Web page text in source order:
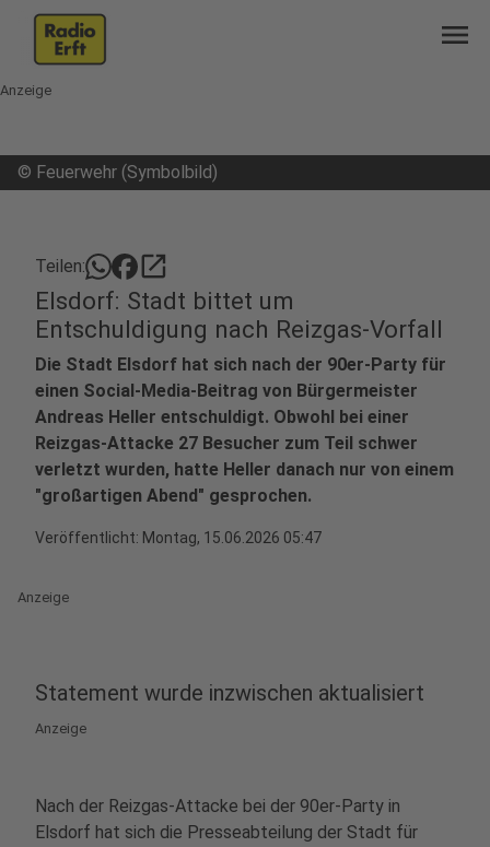
menu
Anzeige
© Feuerwehr (Symbolbild)
Teilen: open_in_new
Elsdorf: Stadt bittet um
Entschuldigung nach Reizgas-Vorfall
Die Stadt Elsdorf hat sich nach der 90er-Party für
einen Social-Media-Beitrag von Bürgermeister
Andreas Heller entschuldigt. Obwohl bei einer
Reizgas-Attacke 27 Besucher zum Teil schwer
verletzt wurden, hatte Heller danach nur von einem
"großartigen Abend" gesprochen.
Veröffentlicht: Montag, 15.06.2026 05:47
Anzeige
Statement wurde inzwischen aktualisiert
Anzeige
Nach der Reizgas-Attacke bei der 90er-Party in
Elsdorf hat sich die Presseabteilung der Stadt für